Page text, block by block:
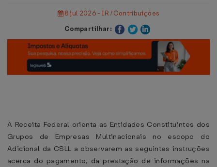
8 jul 2026 - IR / Contribuições
Compartilhar:
A Receita Federal orienta as Entidades Constituintes dos
Grupos de Empresas Multinacionais no escopo do
Adicional da CSLL a observarem as seguintes instruções
acerca do pagamento, da prestação de informações na